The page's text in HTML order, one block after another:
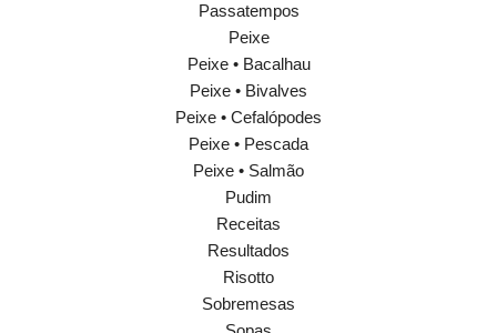
Passatempos
Peixe
Peixe • Bacalhau
Peixe • Bivalves
Peixe • Cefalópodes
Peixe • Pescada
Peixe • Salmão
Pudim
Receitas
Resultados
Risotto
Sobremesas